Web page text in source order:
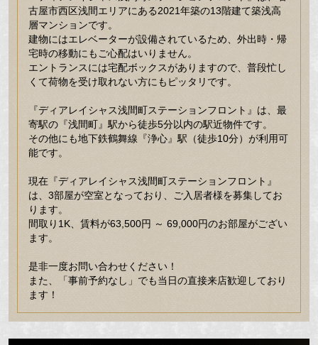
古屋市西区浅間エリアにある2021年築の13階建て築浅高
層マンションです。
建物にはエレベーターが設備されているため、外出時・帰
宅時の移動にもご心配はいりません。
エントランスには宅配ボックスがありますので、普段忙し
くて荷物を受け取れない方にもピッタリです。
『ディアレイシャス浅間町ステーションフロント』は、最
寄駅の『浅間町』駅から徒歩5分以内の駅近物件です。
その他にも地下鉄鶴舞線『浄心』駅（徒歩10分）が利用可
能です。
現在『ディアレイシャス浅間町ステーションフロント』
は、3部屋が空室となっており、ご入居者様を募集してお
ります。
間取り1K、賃料が63,500円 ～ 69,000円のお部屋がござい
ます。
是非一度お問い合わせください！
また、「事前予約なし」でも当日の直接来店歓迎しており
ます！